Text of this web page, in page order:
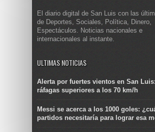
El diario digital de San Luis con las
de Deportes, Sociales, Política, Dinero,
Espectáculos. Noticias nacionales e
internacionales al instante.
ULTIMAS NOTICIAS
Alerta por fuertes vientos en San
ráfagas superiores a los 70 km/h
Messi se acerca a los 1000 goles:
partidos necesitaría para lograr esa